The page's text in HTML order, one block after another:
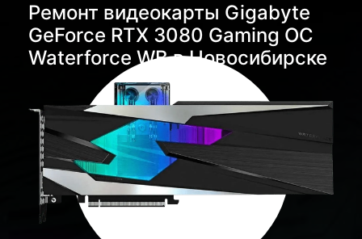
Ремонт видеокарты Gigabyte
GeForce RTX 3080 Gaming OC
Waterforce WB в Новосибирске